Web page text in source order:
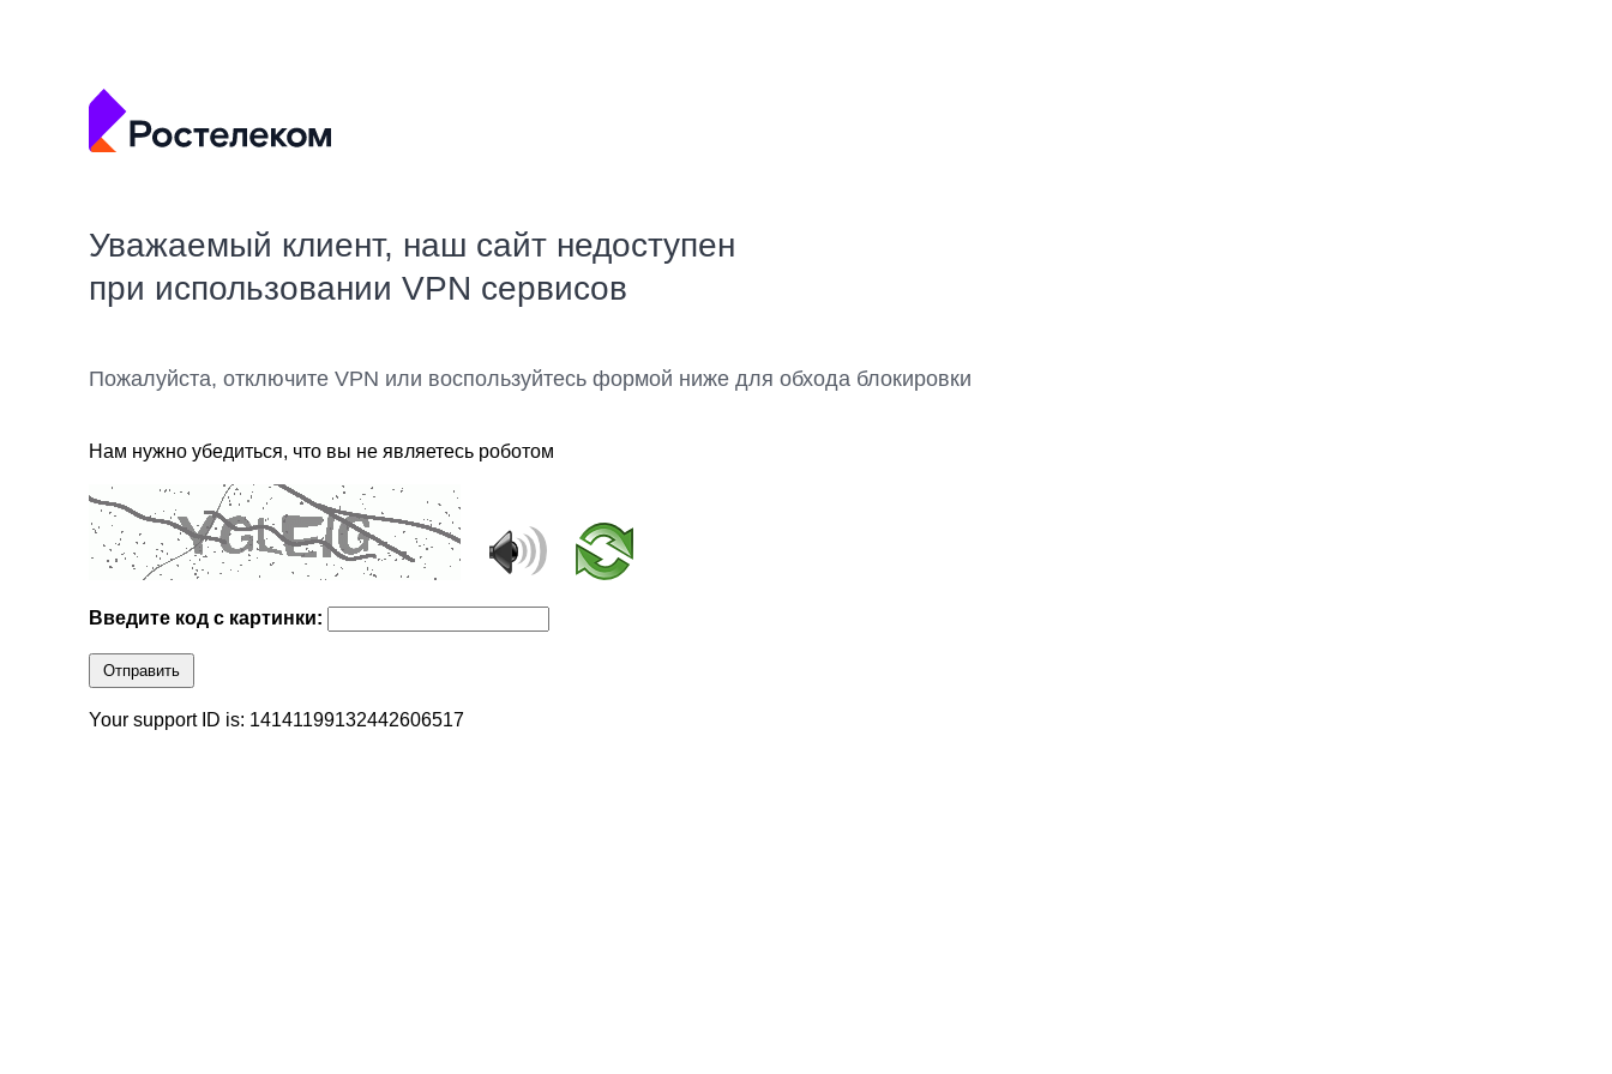
Уважаемый клиент, наш сайт недоступен
при использовании VPN сервисов
Пожалуйста, отключите VPN или воспользуйтесь формой ниже для обхода блокировки
Нам нужно убедиться, что вы не являетесь роботом
Введите код с картинки:
Отправить
Your support ID is: 14141199132442606517